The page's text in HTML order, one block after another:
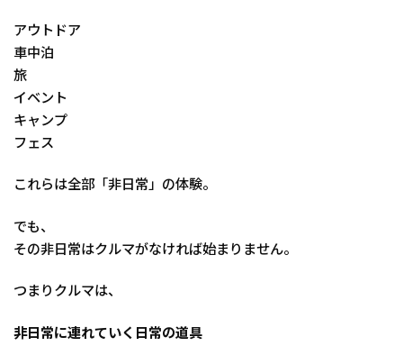
アウトドア
車中泊
旅
イベント
キャンプ
フェス
これらは全部「非日常」の体験。
でも、
その非日常はクルマがなければ始まりません。
つまりクルマは、
非日常に連れていく日常の道具